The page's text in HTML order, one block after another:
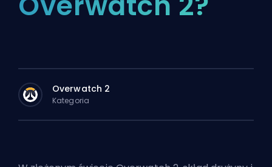
Overwatch 2
Kategoria